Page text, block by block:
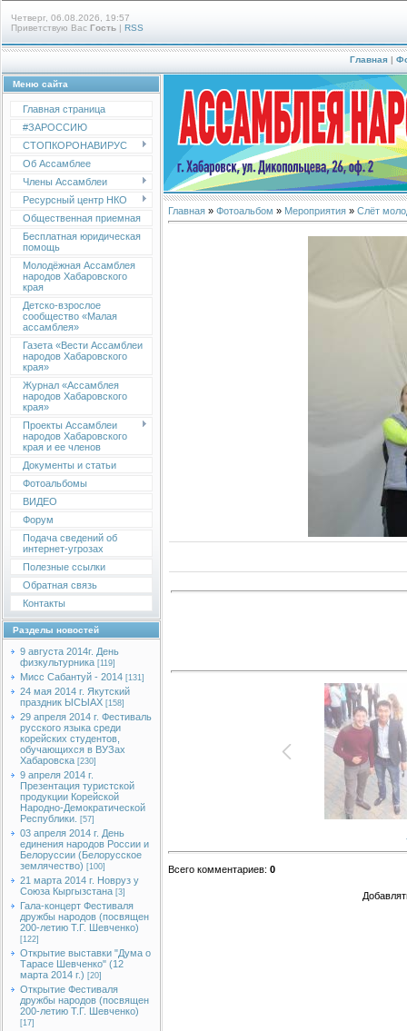
Четверг, 06.08.2026, 19:57
Приветствую Вас Гость | RSS
Главная |
Меню сайта
Главная страница
#ЗАРОССИЮ
СТОПКОРОНАВИРУС
Об Ассамблее
Члены Ассамблеи
Ресурсный центр НКО
Общественная приемная
Бесплатная юридическая
помощь
Молодёжная Ассамблея
народов Хабаровского
края
Детско-взрослое
сообщество «Малая
ассамблея»
Газета «Вести Ассамблеи
народов Хабаровского
края»
Журнал «Ассамблея
народов Хабаровского
края»
Проекты Ассамблеи
народов Хабаровского
края и ее членов
Документы и статьи
Фотоальбомы
ВИДЕО
Форум
Подача сведений об
интернет-угрозах
Полезные ссылки
Обратная связь
Контакты
Разделы новостей
9 августа 2014г. День
физкультурника [119]
Мисс Сабантуй - 2014 [131]
24 мая 2014 г. Якутский
праздник ЫСЫАХ [158]
29 апреля 2014 г. Фестиваль
русского языка среди
корейских студентов,
обучающихся в ВУЗах
Хабаровска [230]
9 апреля 2014 г.
Презентация туристской
продукции Корейской
Народно-Демократической
Республики.
[57]
03 апреля 2014 г. День
единения народов России и
Белоруссии (Белорусское
землячество) [100]
21 марта 2014 г. Новруз у
Союза Кыргызстана [3]
Гала-концерт Фестиваля
дружбы народов (посвящен
200-летию Т.Г. Шевченко)
[122]
Открытие выставки "Дума о
Тарасе Шевченко" (12
марта 2014 г.) [20]
Открытие Фестиваля
дружбы народов (посвящен
200-летию Т.Г. Шевченко)
[17]
Главная » Фотоальбом » Мероприятия » Слёт
Всего комментариев: 0